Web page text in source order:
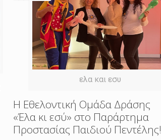
ελα και εσυ
Η Εθελοντική Ομάδα Δράσης
«Έλα κι εσύ» στο Παράρτημα
Προστασίας Παιδιού Πεντέλης!